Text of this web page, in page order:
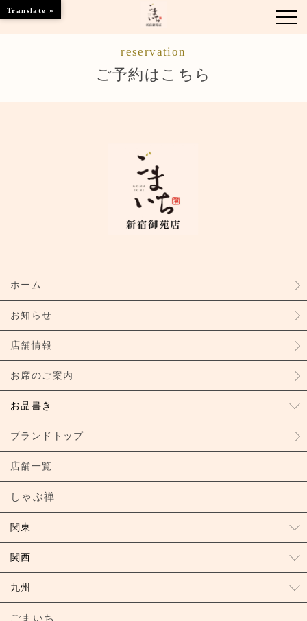
ブランドトップ
店舗情報
reservation
ご予約はこちら
ホーム
お知らせ
店舗情報
お席のご案内
お品書き
ブランドトップ
店舗一覧
しゃぶ禅
関東
関西
九州
ごまいち
Translate »